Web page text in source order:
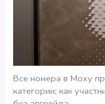
Все номера в Moxy
категории; как